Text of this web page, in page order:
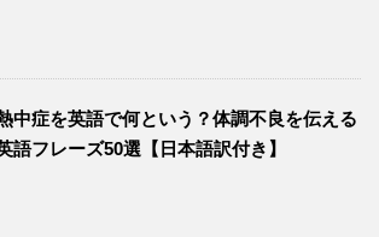
中症を英語で何という？体調不良を伝える
語フレーズ50選【日本語訳付き】